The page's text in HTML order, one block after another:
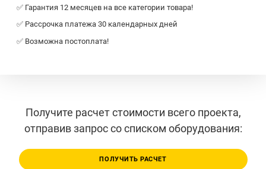
✅ Гарантия 12 месяцев на все категории товара!
✅ Рассрочка платежа 30 календарных дней
✅ Возможна постоплата!
Получите расчет стоимости всего проекта,
отправив запрос со списком оборудования:
ПОЛУЧИТЬ РАСЧЕТ